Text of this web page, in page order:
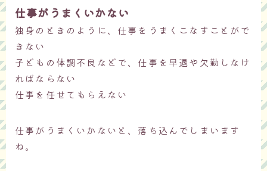
仕事がうまくいかない
独身のときのように、仕事をうまくこなすことがで
きない
子どもの体調不良などで、仕事を早退や欠勤しなけ
ればならない
仕事を任せてもらえない
仕事がうまくいかないと、落ち込んでしまいます
ね。